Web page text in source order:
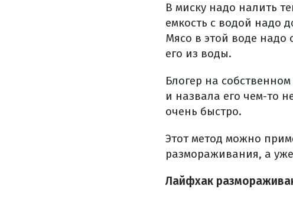
В миску надо налить
емкость с водой надо
Мясо в этой воде надо
его из воды.
Блогер на
и назвала его чем-то
очень быстро.
Этот метод можно
размораживания, а
Лайфхак